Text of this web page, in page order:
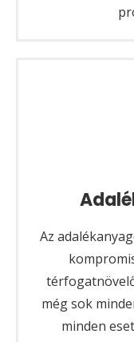
Az
még sok
minden